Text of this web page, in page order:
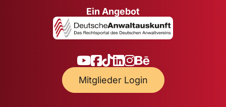
Ein Angebot
Mitglieder Login